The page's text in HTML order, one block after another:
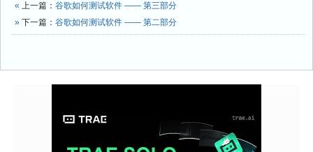
« 上一篇： 谷歌如何测试软件 —— 第三部分
» 下一篇： 谷歌如何测试软件 —— 第二部分